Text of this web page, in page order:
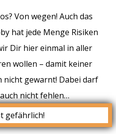
Von wegen! Auch das
hat jede Menge Risiken
Dir hier einmal in aller
wollen – damit keiner
nicht gewarnt! Dabei darf
nicht fehlen…